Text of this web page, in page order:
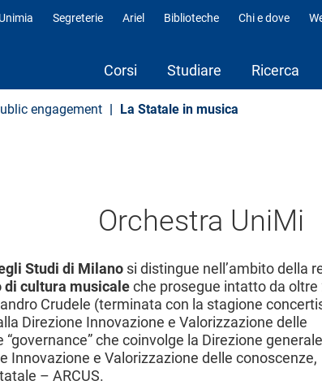
Profili
Unimia Segreterie Ariel Biblioteche Chi e dove
Corsi Studiare Ricerca
engagement La Statale in musica
Orchestra UniMi
Studi di Milano si distingue nell’ambito della
di cultura musicaleche prosegue intatto da oltre
Crudele (terminata con la stagione
Direzione Innovazione e Valorizzazione delle
che coinvolge la Direzione
Innovazione e Valorizzazione delle conoscenze,
– ARCUS.